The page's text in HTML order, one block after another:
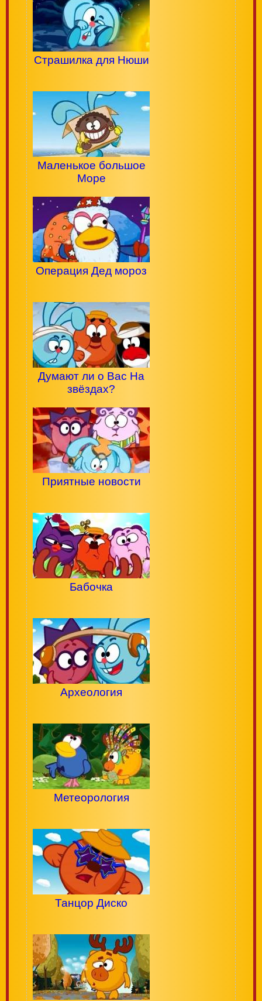
Страшилка для Нюши
Маленькое большое
Море
Операция Дед мороз
Думают ли о Вас На
звёздах?
Приятные новости
Бабочка
Археология
Метеорология
Танцор Диско